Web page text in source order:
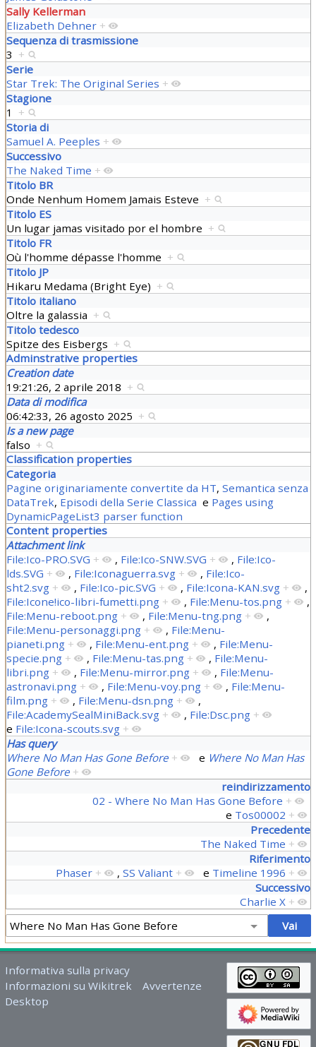
Sally Kellerman
Elizabeth Dehner +
Sequenza di trasmissione
3 +
Serie
Star Trek: The Original Series +
Stagione
1 +
Storia di
Samuel A. Peeples +
Successivo
The Naked Time +
Titolo BR
Onde Nenhum Homem Jamais Esteve +
Titolo ES
Un lugar jamas visitado por el hombre +
Titolo FR
Où l'homme dépasse l'homme +
Titolo JP
Hikaru Medama (Bright Eye) +
Titolo italiano
Oltre la galassia +
Titolo tedesco
Spitze des Eisbergs +
Adminstrative properties
Creation date
19:21:26, 2 aprile 2018 +
Data di modifica
06:42:33, 26 agosto 2025 +
Is a new page
falso +
Classification properties
Categoria
Pagine originariamente convertite da HT, Semantica senza
DataTrek, Episodi della Serie Classica e Pages using
DynamicPageList3 parser function
Content properties
Attachment link
File:Ico-PRO.SVG + , File:Ico-SNW.SVG + , File:Ico-
lds.SVG + , File:Iconaguerra.svg + , File:Ico-
sht2.svg + , File:Ico-pic.SVG + , File:Icona-KAN.svg +
,
File:Icone!ico-libri-fumetti.png + , File:Menu-tos.png +
,
File:Menu-reboot.png + , File:Menu-tng.png +
,
File:Menu-personaggi.png + , File:Menu-
pianeti.png + , File:Menu-ent.png + , File:Menu-
specie.png + , File:Menu-tas.png + , File:Menu-
libri.png + , File:Menu-mirror.png + , File:Menu-
astronavi.png + , File:Menu-voy.png + , File:Menu-
film.png + , File:Menu-dsn.png +
,
File:AcademySealMiniBack.svg + , File:Dsc.png +
e File:Icona-scouts.svg +
Has query
Where No Man Has Gone Before + e Where No Man Has
Gone Before +
reindirizzamento
02 - Where No Man Has Gone Before +
e Tos00002 +
Precedente
The Naked Time +
Riferimento
Phaser + ,SS Valiant + e Timeline 1996 +
Successivo
Charlie X +
Informativa sulla privacy
Informazioni su Wikitrek
Avvertenze
Desktop